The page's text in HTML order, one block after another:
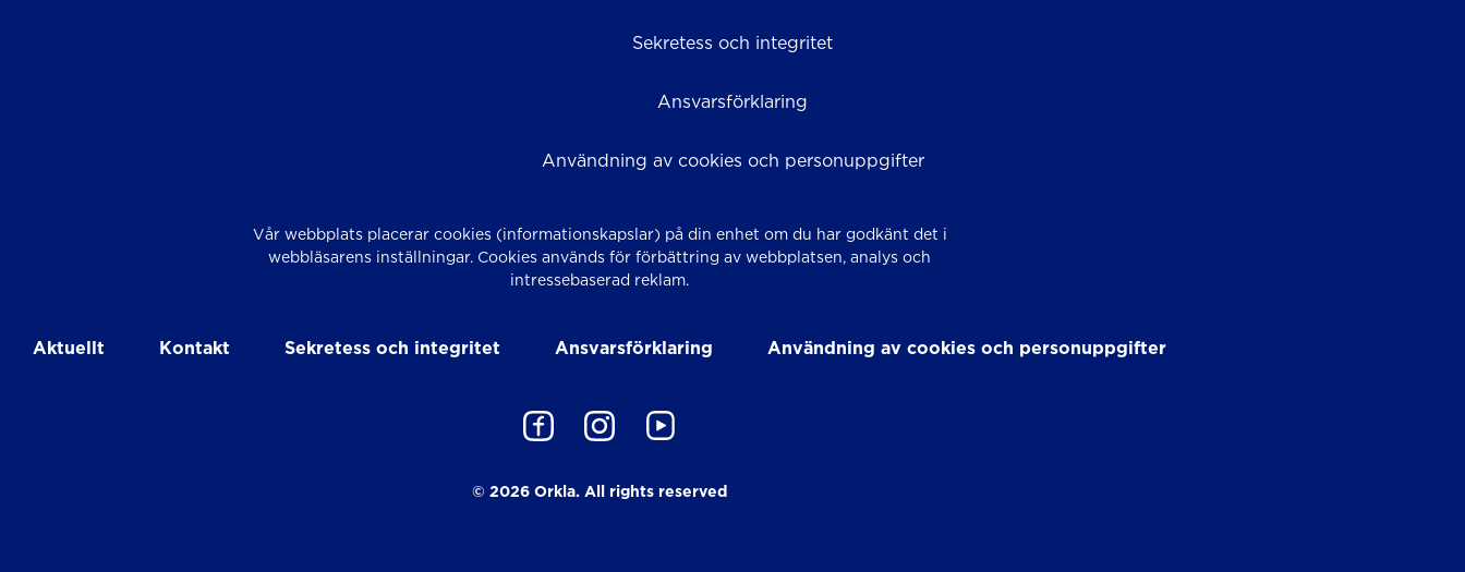
Sekretess och integritet
Ansvarsförklaring
Användning av cookies och personuppgifter
Vår webbplats placerar cookies (informationskapslar) på din enhet om du har godkänt det i
webbläsarens inställningar. Cookies används för förbättring av webbplatsen, analys och
intressebaserad reklam.
Aktuellt Kontakt Sekretess och integritet Ansvarsförklaring Användning av cookies och personuppgifter
© 2026 Orkla. All rights reserved